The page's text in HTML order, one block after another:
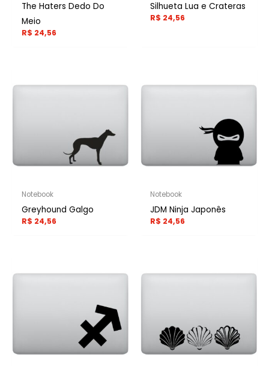
The Haters Dedo Do
Meio
R$ 24,56
Silhueta Lua e Crateras
R$ 24,56
Notebook
Greyhound Galgo
R$ 24,56
Notebook
JDM Ninja Japonês
R$ 24,56